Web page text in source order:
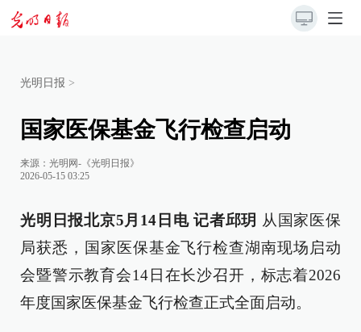
光明日报 >
国家医保基金飞行检查启动
来源： 光明网-《光明日报》
2026-05-15 03:25
光明日报北京5月14日电 记者邱玥 从国家医保
局获悉，国家医保基金飞行检查湖南现场启动
会暨警示教育会14日在长沙召开，标志着2026
年度国家医保基金飞行检查正式全面启动。